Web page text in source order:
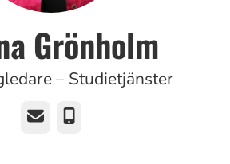
Grönholm
– Studietjänster
E-post Telefon